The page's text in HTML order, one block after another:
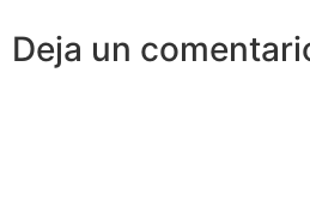
Deja un